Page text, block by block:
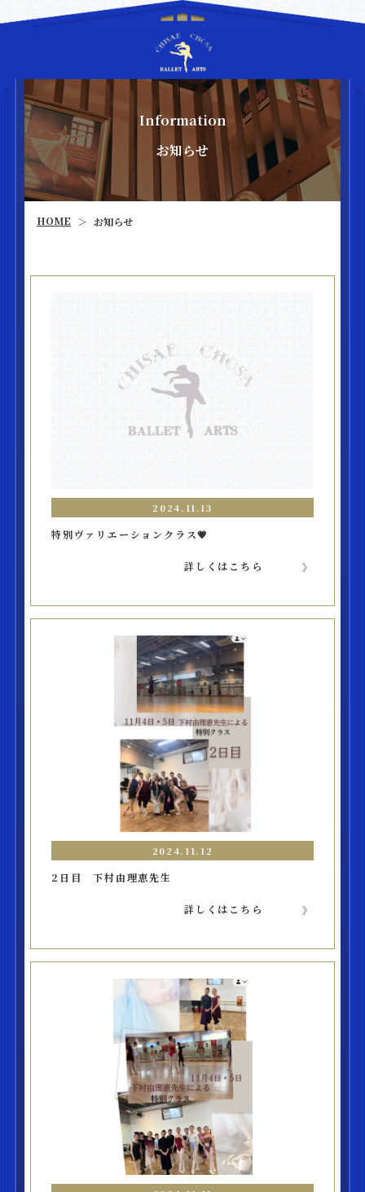
Information
お知らせ
HOME ＞ お知らせ
2024.11.13
特別ヴァリエーションクラス💗
詳しくはこちら
2024.11.12
2日目 下村由理恵先生
詳しくはこちら